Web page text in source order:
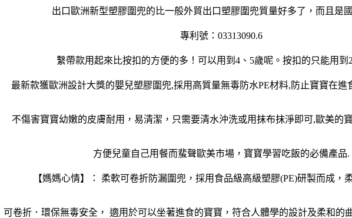
出口歐洲新型塑膠圍兜的比一般外貿出口塑膠圍兜質量好多了，而且是國
專利號：03313090.6
繫帶款用起來比按扣的方便的多！可以用到4、5歲呢。按扣的只能用到
最新款獲歐洲設計大獎的嬰兒塑膠圍兜,採用高質量無毒防水PE材料,防止寶寶在進
不傷害寶寶幼嫩的皮膚耐用，易清潔，只需要清水沖洗或用抹布抹淨即可,歐美的
方便兒童自己用餐而蜚聲歐美市場，寶寶學習吃飯的必備產品.
【媽媽心情】： 柔軟可卷折防漏圍兜，採用食品級高級塑膠(PE)研製而成，
可卷折．環保無毒安全， 適用於可以坐著進食的寶寶，符合人體學的設計及柔和的